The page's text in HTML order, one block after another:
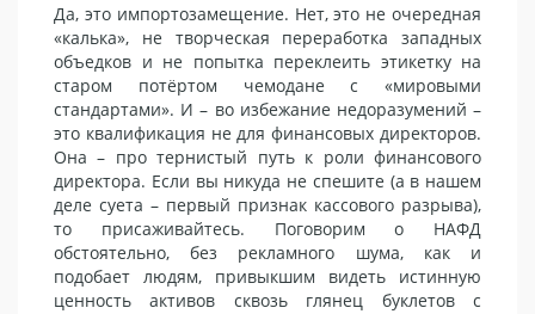
Да, это импортозамещение. Нет, это не очередная
«калька», не творческая переработка западных
объедков и не попытка переклеить этикетку на
старом потёртом чемодане с «мировыми
стандартами». И – во избежание недоразумений –
это квалификация не для финансовых директоров.
Она – про тернистый путь к роли финансового
директора. Если вы никуда не спешите (а в нашем
деле суета – первый признак кассового разрыва),
то присаживайтесь. Поговорим о НАФД
обстоятельно, без рекламного шума, как и
подобает людям, привыкшим видеть истинную
ценность активов сквозь глянец буклетов с